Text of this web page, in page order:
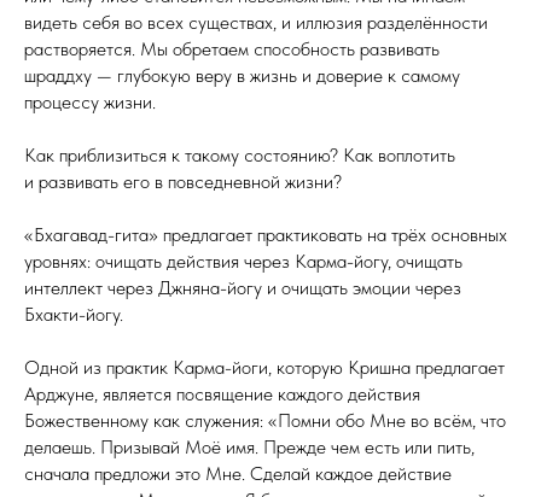
видеть себя во всех существах, и иллюзия разделённости
растворяется. Мы обретаем способность развивать
шраддху — глубокую веру в жизнь и доверие к самому
процессу жизни.
Как приблизиться к такому состоянию? Как воплотить
и развивать его в повседневной жизни?
«Бхагавад-гита» предлагает практиковать на трёх основных
уровнях: очищать действия через Карма-йогу, очищать
интеллект через Джняна-йогу и очищать эмоции через
Бхакти-йогу.
Одной из практик Карма-йоги, которую Кришна предлагает
Арджуне, является посвящение каждого действия
Божественному как служения: «Помни обо Мне во всём, что
делаешь. Призывай Моё имя. Прежде чем есть или пить,
сначала предложи это Мне. Сделай каждое действие